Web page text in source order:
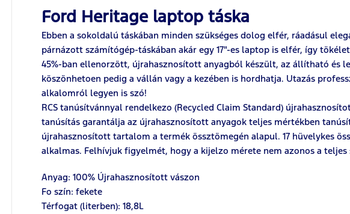
Ford Heritage laptop táska
Ebben a sokoldalú táskában minden szükséges dolog elfér, ráadásul
párnázott számítógép-táskában akár egy 17"-es laptop is elfér, így
45%-ban ellenorzött, újrahasznosított anyagból készült, az állítható és
köszönhetoen pedig a vállán vagy a kezében is hordhatja. Utazás
alkalomról legyen is szó!
RCS tanúsítvánnyal rendelkezo (Recycled Claim Standard)
tanúsítás garantálja az újrahasznosított anyagok teljes mértékben
újrahasznosított tartalom a termék össztömegén alapul. 17 hüvelykes
alkalmas. Felhívjuk figyelmét, hogy a kijelzo mérete nem azonos a
Anyag:100% Újrahasznosított vászon
Fo szín: fekete
Térfogat (literben): 18,8L